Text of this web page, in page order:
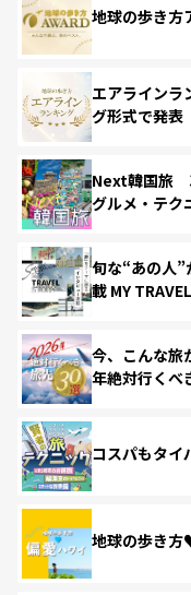
地球の歩き方
エアライン
グ形式で発表
Next韓国旅
グルメ・テク
旬な“あの人”
載 MY
今、こんな旅
年絶対行くべ
コスパもタイ
地球の歩き